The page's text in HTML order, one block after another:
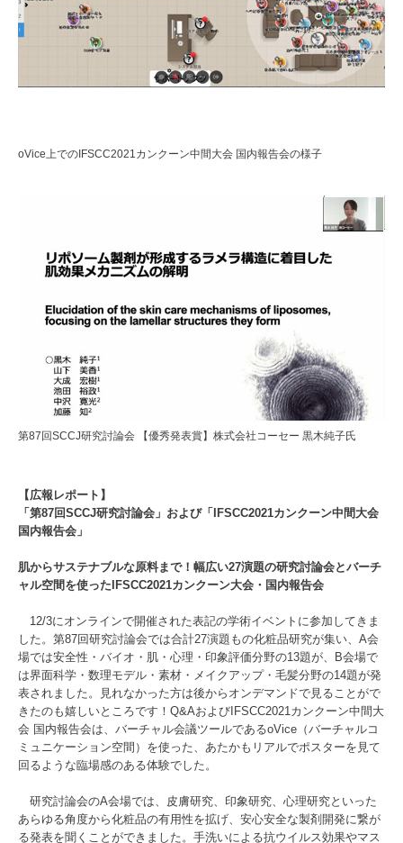
oVice上でのIFSCC2021カンクーン中間大会 国内報告会の様子
第87回SCCJ研究討論会 【優秀発表賞】株式会社コーセー 黒木純子氏
【広報レポート】
「第87回SCCJ研究討論会」および「IFSCC2021カンクーン中間大会
国内報告会」
肌からサステナブルな原料まで！幅広い27演題の研究討論会とバーチ
ャル空間を使ったIFSCC2021カンクーン大会・国内報告会
12/3にオンラインで開催された表記の学術イベントに参加してきま
した。第87回研究討論会では合計27演題もの化粧品研究が集い、A会
場では安全性・バイオ・肌・⼼理・印象評価分野の13題が、B会場で
は界⾯科学・数理モデル・素材・メイクアップ・⽑髪分野の14題が発
表されました。見れなかった方は後からオンデマンドで見ることがで
きたのも嬉しいところです！Q&AおよびIFSCC2021カンクーン中間大
会 国内報告会は、バーチャル会議ツールであるoVice（バーチャルコ
ミュニケーション空間）を使った、あたかもリアルでポスターを見て
回るような臨場感のある体験でした。
研究討論会のA会場では、皮膚研究、印象研究、心理研究といった
あらゆる角度から化粧品の有用性を拡げ、安心安全な製剤開発に繋が
る発表を聞くことができました。手洗いによる抗ウイルス効果やマス